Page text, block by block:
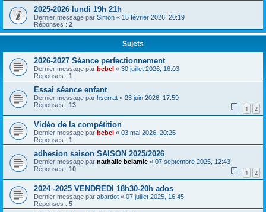
2025-2026 lundi 19h 21h
Dernier message par Simon « 15 février 2026, 20:19
Réponses : 2
Sujets
2026-2027 Séance perfectionnement
Dernier message par bebel « 30 juillet 2026, 16:03
Réponses : 1
Essai séance enfant
Dernier message par hserrat « 23 juin 2026, 17:59
Réponses : 13 1 2
Vidéo de la compétition
Dernier message par bebel « 03 mai 2026, 20:26
Réponses : 1
adhesion saison SAISON 2025/2026
Dernier message par nathalie belamie « 07 septembre 2025, 12:43
Réponses : 10 1 2
2024 -2025 VENDREDI 18h30-20h ados
Dernier message par abardot « 07 juillet 2025, 16:45
Réponses : 5